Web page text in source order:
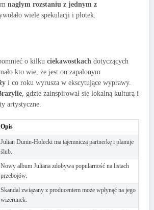
nagłym rozstaniu z jednym z
wiele spekulacji i plotek.
o kilku ciekawostkach dotyczących
kto wie, że jest on zapalonym
i co roku wyrusza w ekscytujące wyprawy.
, gdzie zainspirował się lokalną kulturą i
artystyczne.
Opis
Julian Dunin-Holecki ma tajemniczą partnerkę i planuje
ślub.
Nowy album Juliana zdobywa popularność na listach
przebojów.
Skandal związany z producentem może wpłynąć na jego
wizerunek.